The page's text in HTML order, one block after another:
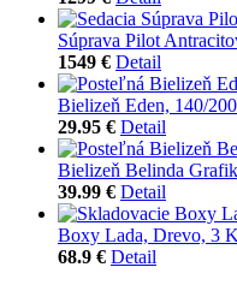
Súprava Pilot
1549 € Detail
Bielizeň Eden, 140/
29.95 € Detail
Bielizeň Belinda
39.99 € Detail
Boxy Lada, Drevo, 3
68.9 € Detail